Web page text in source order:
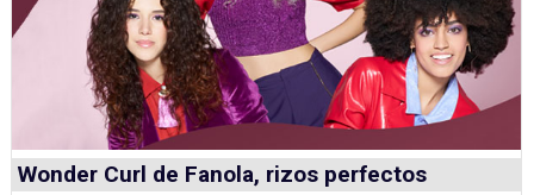
Wonder Curl de Fanola, rizos perfectos